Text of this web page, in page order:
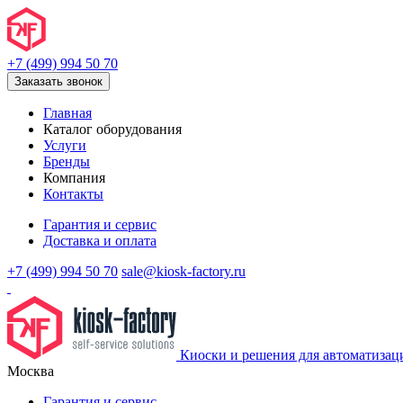
+7 (499) 994 50 70
Заказать звонок
Главная
Каталог оборудования
Услуги
Бренды
Компания
Контакты
Гарантия и сервис
Доставка и оплата
+7 (499) 994 50 70 sale@kiosk-factory.ru
Киоски и решения для
Москва